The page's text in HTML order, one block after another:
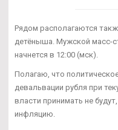
Рядом располагаются
детёныша. Мужской масс-
начнется в 12:00 (мск).
Полагаю, что
девальвации рубля при
власти принимать не
инфляцию.